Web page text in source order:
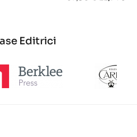
Editrici